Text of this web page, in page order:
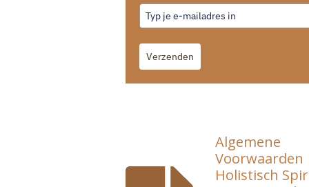
Verzenden
Algemene
Voorwaarden
Holistisch